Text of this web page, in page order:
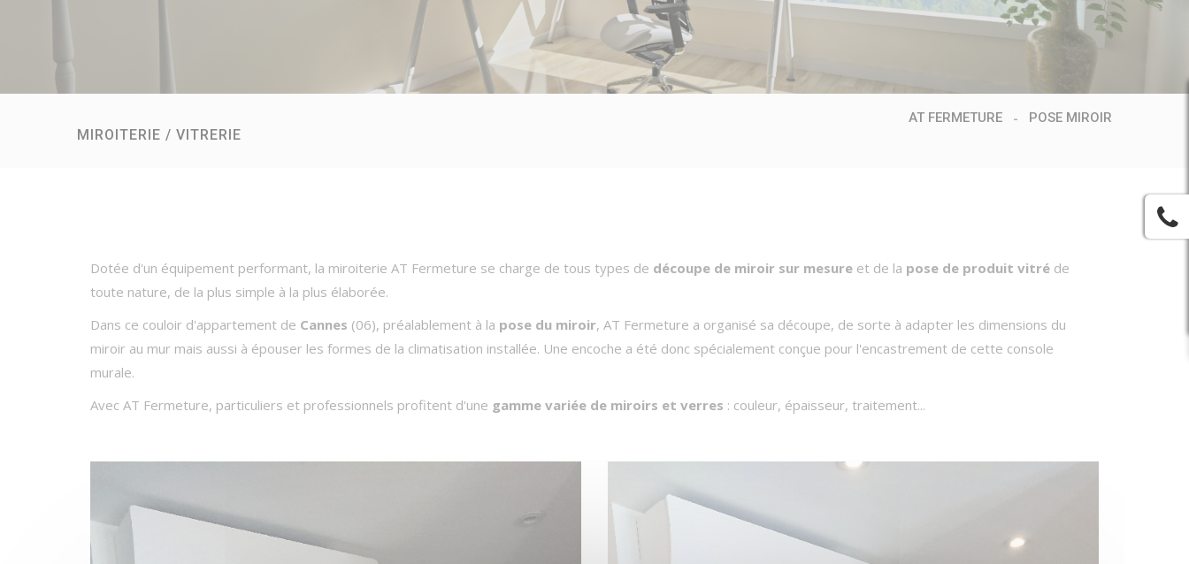
MIROITERIE / VITRERIE
AT FERMETURE POSE MIROIR
Dotée d'un équipement performant, la miroiterie AT Fermeture se charge de tous types de découpe de miroir sur mesure et de la pose de produit vitré de
toute nature, de la plus simple à la plus élaborée.
Dans ce couloir d'appartement de Cannes (06), préalablement à la pose du miroir, AT Fermeture a organisé sa découpe, de sorte à adapter les dimensions du
miroir au mur mais aussi à épouser les formes de la climatisation installée. Une encoche a été donc spécialement conçue pour l'encastrement de cette console
murale.
Avec AT Fermeture, particuliers et professionnels profitent d'une gamme variée de miroirs et verres : couleur, épaisseur, traitement...